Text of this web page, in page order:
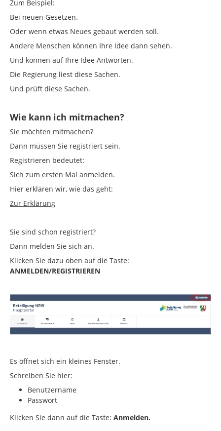
Zum Beispiel:
Bei neuen Gesetzen.
Oder wenn etwas Neues gebaut werden soll.
Andere Menschen können Ihre Idee dann sehen.
Und können auf Ihre Idee Antworten.
Die Regierung liest diese Sachen.
Und prüft diese Sachen.
Wie kann ich mitmachen?
Sie möchten mitmachen?
Dann müssen Sie registriert sein.
Registrieren bedeutet:
Sich zum ersten Mal anmelden.
Hier erklären wir, wie das geht:
Zur Erklärung
Sie sind schon registriert?
Dann melden Sie sich an.
Klicken Sie dazu oben auf die Taste:
ANMELDEN/REGISTRIEREN
Es öffnet sich ein kleines Fenster.
Schreiben Sie hier:
Benutzername
Passwort
Klicken Sie dann auf die Taste: Anmelden.